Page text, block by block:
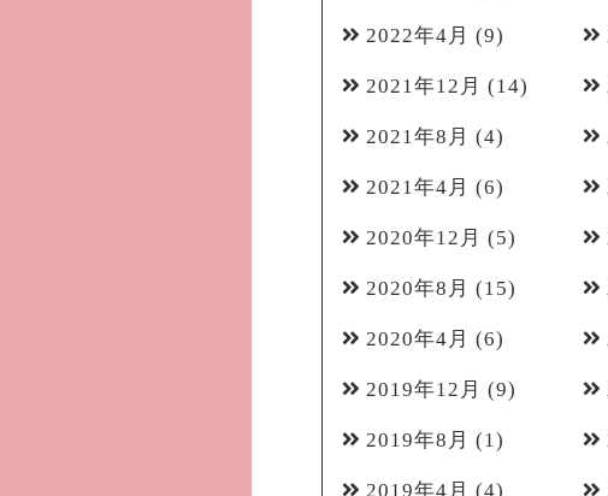
2022年4月 (9)
2021年12月 (14)
2021年8月 (4)
2021年4月 (6)
2020年12月 (5)
2020年8月 (15)
2020年4月 (6)
2019年12月 (9)
2019年8月 (1)
2019年4月 (4)